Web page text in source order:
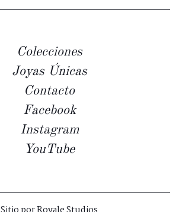
Colecciones
Joyas Únicas
Contacto
Facebook
Instagram
YouTube